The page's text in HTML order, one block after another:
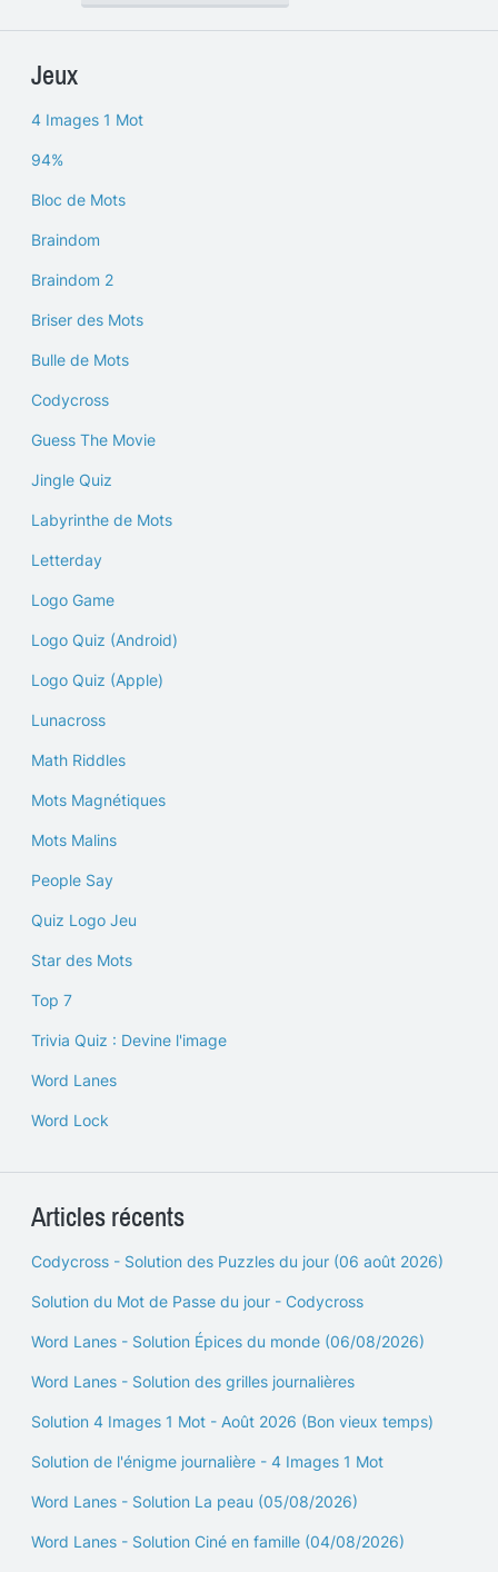
Jeux
4 Images 1 Mot
94%
Bloc de Mots
Braindom
Braindom 2
Briser des Mots
Bulle de Mots
Codycross
Guess The Movie
Jingle Quiz
Labyrinthe de Mots
Letterday
Logo Game
Logo Quiz (Android)
Logo Quiz (Apple)
Lunacross
Math Riddles
Mots Magnétiques
Mots Malins
People Say
Quiz Logo Jeu
Star des Mots
Top 7
Trivia Quiz : Devine l'image
Word Lanes
Word Lock
Articles récents
Codycross - Solution des Puzzles du jour (06 août 2026)
Solution du Mot de Passe du jour - Codycross
Word Lanes - Solution Épices du monde (06/08/2026)
Word Lanes - Solution des grilles journalières
Solution 4 Images 1 Mot - Août 2026 (Bon vieux temps)
Solution de l'énigme journalière - 4 Images 1 Mot
Word Lanes - Solution La peau (05/08/2026)
Word Lanes - Solution Ciné en famille (04/08/2026)